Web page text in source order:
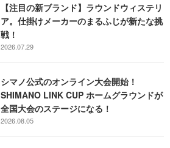
【注目の新ブランド】ラウンドウィステリ
ア。仕掛けメーカーのまるふじが新たな挑
戦！
2026.07.29
シマノ公式のオンライン大会開始！
SHIMANO LINK CUP ホームグラウンドが
全国大会のステージになる！
2026.08.05